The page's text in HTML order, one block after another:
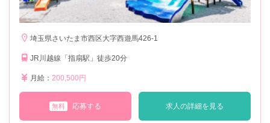
埼玉県さいたま市西区大字西遊馬426-1
JR川越線「指扇駅」徒歩20分
月給： 200,500円
無料 応募する 求人の詳細を見る